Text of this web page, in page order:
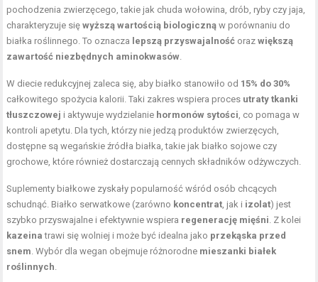
pochodzenia zwierzęcego, takie jak chuda wołowina, drób, ryby czy jaja,
charakteryzuje sięwyższą wartością biologiczną w porównaniu do
białka roślinnego. To oznacza lepszą przyswajalność orazwiększą
zawartość niezbędnych aminokwasów
W diecie redukcyjnej zaleca się, aby białko stanowiło od 15% do 30%
całkowitego spożycia kalorii. Taki zakres wspiera proces utraty tkanki
tłuszczowej i aktywuje wydzielanie hormonów sytości , co pomaga w
kontroli apetytu. Dla tych, którzy nie jedzą produktów zwierzęcych,
dostępne są wegańskie źródła białka, takie jak białko sojowe czy
grochowe, które również dostarczają cennych składników odżywczych.
Suplementy białkowe zyskały popularność wśród osób chcących
schudnąć. Białko serwatkowe (zarówno koncentrat , jak i izolat) jest
szybko przyswajalne i efektywnie wspiera regenerację mięśni . Z kolei
kazeina trawi się wolniej i może być idealna jako przekąska przed
snem . Wybór dla wegan obejmuje różnorodne mieszanki białek
roślinnych